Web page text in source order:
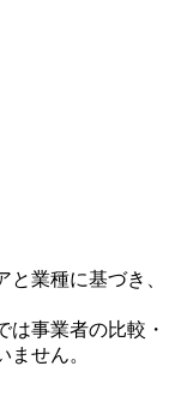
業種に基づき、
は事業者の比較・
せん。